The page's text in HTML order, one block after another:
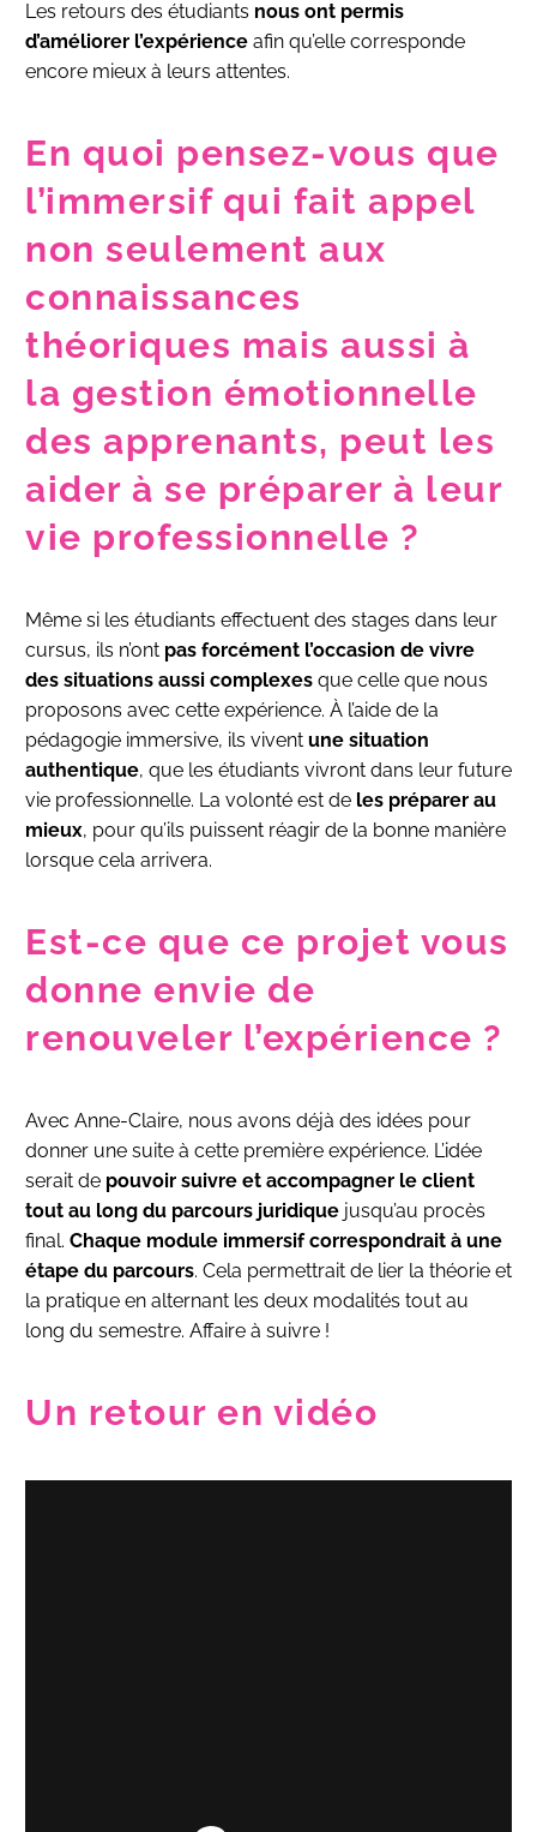
Les retours des étudiants nous ont permis
d’améliorer l’expérience afin qu’elle corresponde
encore mieux à leurs attentes.
En quoi pensez-vous que
l’immersif qui fait appel
non seulement aux
connaissances
théoriques mais aussi à
la gestion émotionnelle
des apprenants, peut les
aider à se préparer à leur
vie professionnelle ?
Même si les étudiants effectuent des stages dans leur
cursus, ils n’ont pas forcément l’occasion de vivre
des situations aussi complexes que celle que nous
proposons avec cette expérience. À l’aide de la
pédagogie immersive, ils vivent une situation
authentique, que les étudiants vivront dans leur future
vie professionnelle. La volonté est de les préparer au
mieux, pour qu’ils puissent réagir de la bonne manière
lorsque cela arrivera.
Est-ce que ce projet vous
donne envie de
renouveler l’expérience ?
Avec Anne-Claire, nous avons déjà des idées pour
donner une suite à cette première expérience. L’idée
serait de pouvoir suivre et accompagner le client
tout au long du parcours juridique jusqu’au procès
final. Chaque module immersif correspondrait à une
étape du parcours. Cela permettrait de lier la théorie et
la pratique en alternant les deux modalités tout au
long du semestre. Affaire à suivre !
Un retour en vidéo